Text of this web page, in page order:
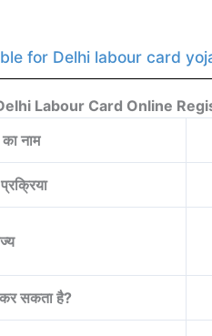
for Delhi labour card
Labour Card Online
नाम
सकता है?